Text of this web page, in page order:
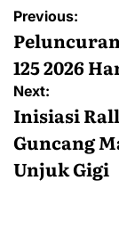
Post
Previous:
125 2026
Next:
Inisiasi
Guncang
Unjuk Gigi